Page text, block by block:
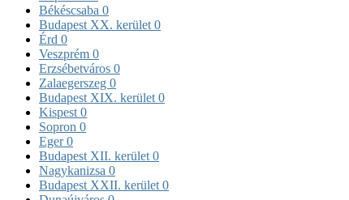
Békéscsaba 0
Budapest XX. kerület 0
Érd 0
Veszprém 0
Erzsébetváros 0
Zalaegerszeg 0
Budapest XIX. kerület 0
Kispest 0
Sopron 0
Eger0
Budapest XII. kerület 0
Nagykanizsa 0
Budapest XXII. kerület 0